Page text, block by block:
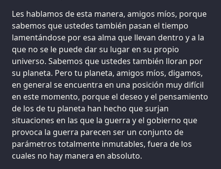
Les hablamos de esta manera, amigos míos, porque
sabemos que ustedes también pasan el tiempo
lamentándose por esa alma que llevan dentro y a la
que no se le puede dar su lugar en su propio
universo. Sabemos que ustedes también lloran por
su planeta. Pero tu planeta, amigos míos, digamos,
en general se encuentra en una posición muy difícil
en este momento, porque el deseo y el pensamiento
de los de tu planeta han hecho que surjan
situaciones en las que la guerra y el gobierno que
provoca la guerra parecen ser un conjunto de
parámetros totalmente inmutables, fuera de los
cuales no hay manera en absoluto.